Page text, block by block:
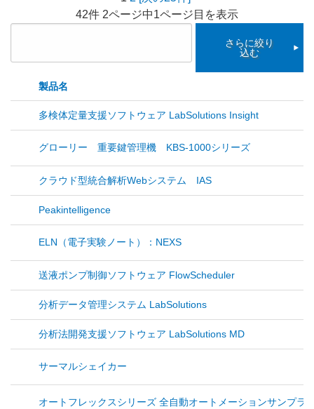
42件 2ページ中1ページ目を表示
さらに絞り
込む
製品名
多検体定量支援ソフトウェア LabSolutions Insight
グローリー 重要鍵管理機 KBS-1000シリーズ
クラウド型統合解析Webシステム IAS
Peakintelligence
ELN（電子実験ノート）：NEXS
送液ポンプ制御ソフトウェア FlowScheduler
分析データ管理システム LabSolutions
分析法開発支援ソフトウェア LabSolutions MD
サーマルシェイカー
オートフレックスシリーズ 全自動オートメーションサンプラ